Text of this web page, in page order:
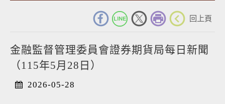
回上頁
金融監督管理委員會證券期貨局每日新聞
（115年5月28日）
2026-05-28